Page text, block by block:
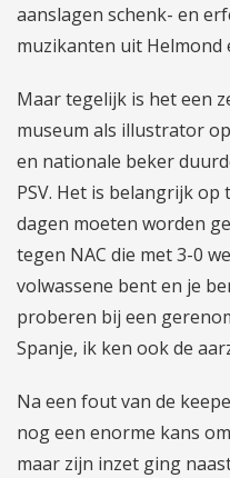
aanslagen schenk- en
muzikanten uit Helmond
Maar tegelijk is het een
museum als illustrator
en nationale beker
PSV. Het is belangrijk op
dagen moeten worden
tegen NAC die met 3-0
volwassene bent en je
proberen bij een
Spanje, ik ken ook de
Na een fout van de
nog een enorme kans
maar zijn inzet ging